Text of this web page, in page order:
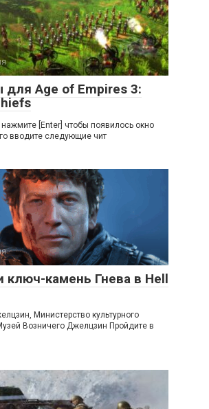
для Age of Empires 3:
[Enter] чтобы появилось окно
вводите следующие чит
ключ-камень Гнева в Hell
Министерство культурного
Возничего Джелцзин Пройдите в